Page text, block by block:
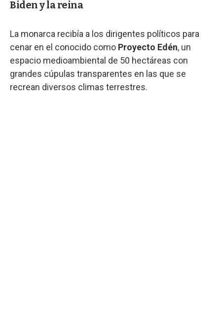
Biden y la reina
La monarca recibía a los dirigentes políticos para
cenar en el conocido como Proyecto Edén, un
espacio medioambiental de 50 hectáreas con
grandes cúpulas transparentes en las que se
recrean diversos climas terrestres.